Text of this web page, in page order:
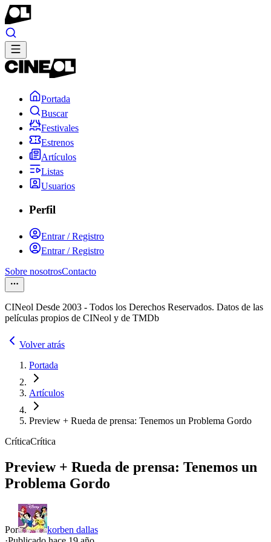
Portada
Buscar
Festivales
Estrenos
Artículos
Listas
Usuarios
Perfil
Entrar / Registro
Entrar / Registro
Sobre nosotrosContacto
CINeol Desde 2003 - Todos los Derechos Reservados. Datos de las
películas propios de CINeol y de TMDb
Volver atrás
Portada
Artículos
Preview + Rueda de prensa: Tenemos un Problema Gordo
CríticaCrítica
Preview + Rueda de prensa: Tenemos un
Problema Gordo
Por
korben dallas